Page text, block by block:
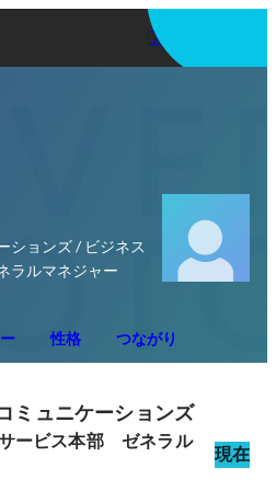
アプリを使う
ションズ / ビジネス
ラルマネジャー
性格 つながり
ミュニケーションズ
ービス本部　ゼネラル
現在